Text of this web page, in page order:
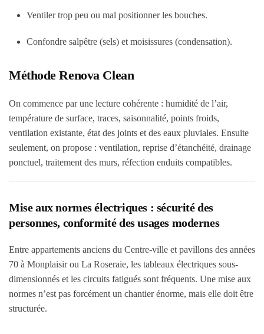
Ventiler trop peu ou mal positionner les bouches.
Confondre salpêtre (sels) et moisissures (condensation).
Méthode Renova Clean
On commence par une lecture cohérente : humidité de l’air,
température de surface, traces, saisonnalité, points froids,
ventilation existante, état des joints et des eaux pluviales. Ensuite
seulement, on propose : ventilation, reprise d’étanchéité, drainage
ponctuel, traitement des murs, réfection enduits compatibles.
Mise aux normes électriques : sécurité des
personnes, conformité des usages modernes
Entre appartements anciens du Centre-ville et pavillons des années
70 à Monplaisir ou La Roseraie, les tableaux électriques sous-
dimensionnés et les circuits fatigués sont fréquents. Une mise aux
normes n’est pas forcément un chantier énorme, mais elle doit être
structurée.